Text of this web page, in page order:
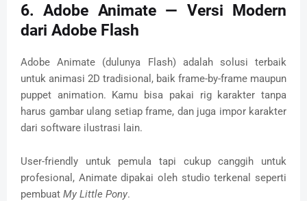
6. Adobe Animate — Versi Modern
dari Adobe Flash
Adobe Animate (dulunya Flash) adalah solusi terbaik
untuk animasi 2D tradisional, baik frame-by-frame maupun
puppet animation. Kamu bisa pakai rig karakter tanpa
harus gambar ulang setiap frame, dan juga impor karakter
dari software ilustrasi lain.
User-friendly untuk pemula tapi cukup canggih untuk
profesional, Animate dipakai oleh studio terkenal seperti
pembuat My Little Pony.